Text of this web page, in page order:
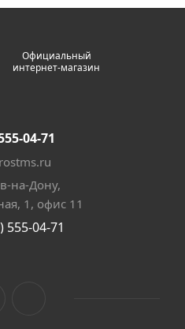
Официальный
интернет-магазин
04-71
на-Дону,
1, офис 11
555-04-71